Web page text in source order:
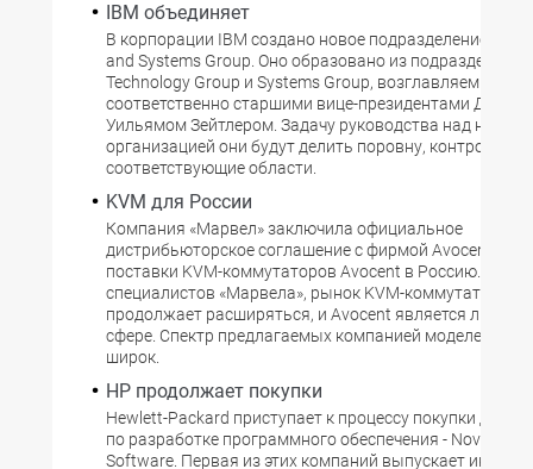
IBM объединяет
В корпорации IBM создано новое подразделение -
and Systems Group. Оно образовано из подразделений
Technology Group и Systems Group, возглавляемых
соответственно старшими вице-президентами
Уильямом Зейтлером. Задачу руководства над новой
организацией они будут делить поровну, контролируя
соответствующие области.
KVM для России
Компания «Марвел» заключила официальное
дистрибьюторское соглашение с фирмой Avocent и
поставки KVM-коммутаторов Avocent в Россию. По
специалистов «Марвела», рынок KVM-коммутаторов
продолжает расширяться, и Avocent является
сфере. Спектр предлагаемых компанией моделей
широк.
HP продолжает покупки
Hewlett-Packard приступает к процессу покупки двух
по разработке программного обеспечения - Novadigm
Software. Первая из этих компаний выпускает